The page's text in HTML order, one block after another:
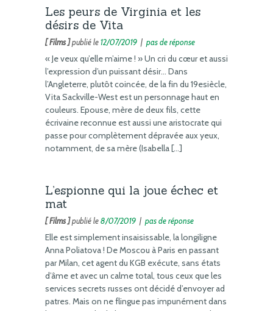
Les peurs de Virginia et les
désirs de Vita
[ Films ]publié le12/07/2019 | pas de réponse
« Je veux qu’elle m’aime ! » Un cri du cœur et aussi
l’expression d’un puissant désir… Dans
l’Angleterre, plutôt coincée, de la fin du 19esiècle,
Vita Sackville-West est un personnage haut en
couleurs. Epouse, mère de deux fils, cette
écrivaine reconnue est aussi une aristocrate qui
passe pour complètement dépravée aux yeux,
notamment, de sa mère (Isabella […]
L’espionne qui la joue échec et
mat
[ Films ]publié le8/07/2019 | pas de réponse
Elle est simplement insaisissable, la longiligne
Anna Poliatova ! De Moscou à Paris en passant
par Milan, cet agent du KGB exécute, sans états
d’âme et avec un calme total, tous ceux que les
services secrets russes ont décidé d’envoyer ad
patres. Mais on ne flingue pas impunément dans